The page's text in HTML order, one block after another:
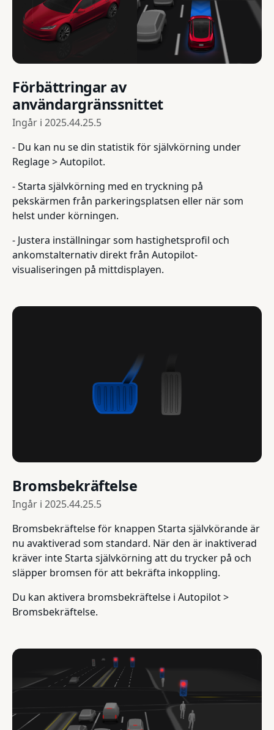
Förbättringar av
användargränssnittet
Ingår i 2025.44.25.5
- Du kan nu se din statistik för självkörning under
Reglage > Autopilot.
- Starta självkörning med en tryckning på
pekskärmen från parkeringsplatsen eller när som
helst under körningen.
- Justera inställningar som hastighetsprofil och
ankomstalternativ direkt från Autopilot-
visualiseringen på mittdisplayen.
Bromsbekräftelse
Ingår i 2025.44.25.5
Bromsbekräftelse för knappen Starta självkörande är
nu avaktiverad som standard. När den är inaktiverad
kräver inte Starta självkörning att du trycker på och
släpper bromsen för att bekräfta inkoppling.
Du kan aktivera bromsbekräftelse i Autopilot >
Bromsbekräftelse.